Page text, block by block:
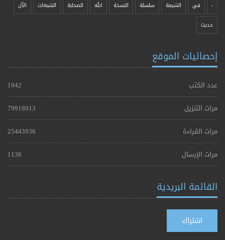
- في الشيعة سلسلة النسخة الله الصحابة الشبهات الآل
حدیث
إحصائيات الموقع
عدد الكتب
1942
مرات التنزيل
79918013
مرات القراءة
25443936
مرات الإرسال
1138
القائمة البريدية
اشتراك